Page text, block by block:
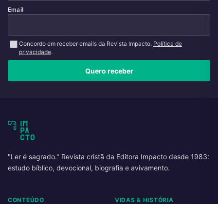
Email
Concordo em receber emails da Revista Impacto. Política de
privacidade.
Quero receber
"Ler é sagrado." Revista cristã da Editora Impacto desde 1983:
estudo bíblico, devocional, biografia e avivamento.
CONTEÚDO VIDAS & HISTÓRIA